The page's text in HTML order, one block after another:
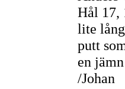
Hål 17,
lite
putt
en
/Johan